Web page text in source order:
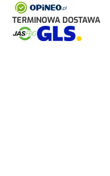
TERMINOWA DOSTAWA